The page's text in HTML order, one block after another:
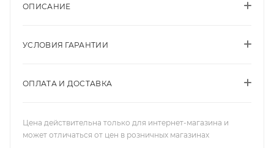
ОПИСАНИЕ
УСЛОВИЯ ГАРАНТИИ
ОПЛАТА И ДОСТАВКА
Цена действительна только для интернет-магазина и
может отличаться от цен в розничных магазинах